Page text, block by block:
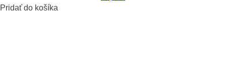
Pridať do košíka